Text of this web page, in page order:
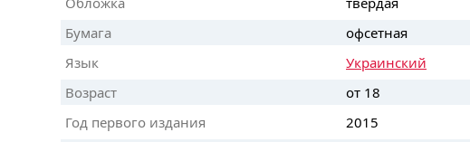
Бумага
офсетная
Язык
Украинский
Возраст
от 18
Год первого издания
2015